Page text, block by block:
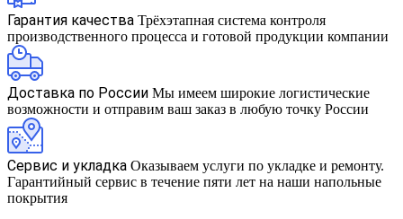
Гарантия качества Трёхэтапная система контроля
производственного процесса и готовой продукции компании
Доставка по России Мы имеем широкие логистические
возможности и отправим ваш заказ в любую точку России
Сервис и укладка Оказываем услуги по укладке и ремонту.
Гарантийный сервис в течение пяти лет на наши напольные
покрытия